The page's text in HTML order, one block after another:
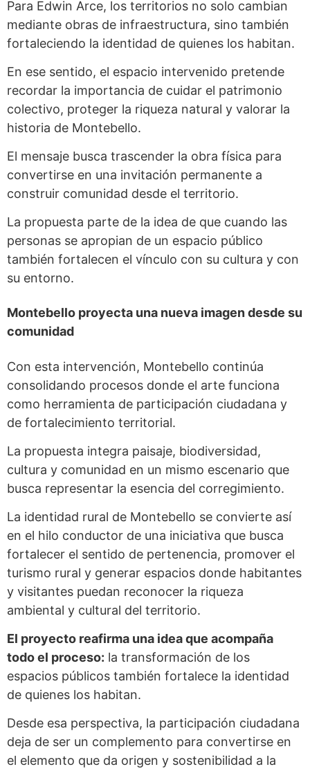
Para Edwin Arce, los territorios no solo cambian
mediante obras de infraestructura, sino también
fortaleciendo la identidad de quienes los habitan.
En ese sentido, el espacio intervenido pretende
recordar la importancia de cuidar el patrimonio
colectivo, proteger la riqueza natural y valorar la
historia de Montebello.
El mensaje busca trascender la obra física para
convertirse en una invitación permanente a
construir comunidad desde el territorio.
La propuesta parte de la idea de que cuando las
personas se apropian de un espacio público
también fortalecen el vínculo con su cultura y con
su entorno.
Montebello proyecta una nueva imagen desde su
comunidad
Con esta intervención, Montebello continúa
consolidando procesos donde el arte funciona
como herramienta de participación ciudadana y
de fortalecimiento territorial.
La propuesta integra paisaje, biodiversidad,
cultura y comunidad en un mismo escenario que
busca representar la esencia del corregimiento.
La identidad rural de Montebello se convierte así
en el hilo conductor de una iniciativa que busca
fortalecer el sentido de pertenencia, promover el
turismo rural y generar espacios donde habitantes
y visitantes puedan reconocer la riqueza
ambiental y cultural del territorio.
El proyecto reafirma una idea que acompaña
todo el proceso: la transformación de los
espacios públicos también fortalece la identidad
de quienes los habitan.
Desde esa perspectiva, la participación ciudadana
deja de ser un complemento para convertirse en
el elemento que da origen y sostenibilidad a la